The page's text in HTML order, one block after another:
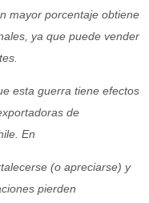
mayor porcentaje obtiene
ya que puede vender
esta guerra tiene efectos
de
En
(o apreciarse) y
pierden